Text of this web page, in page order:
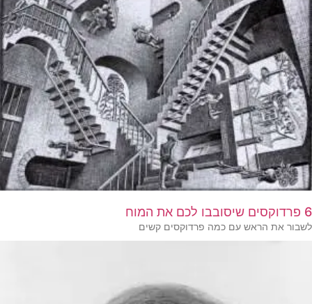
6 פרדוקסים שיסובבו לכם את המוח
לשבור את הראש עם כמה פרדוקסים קשים